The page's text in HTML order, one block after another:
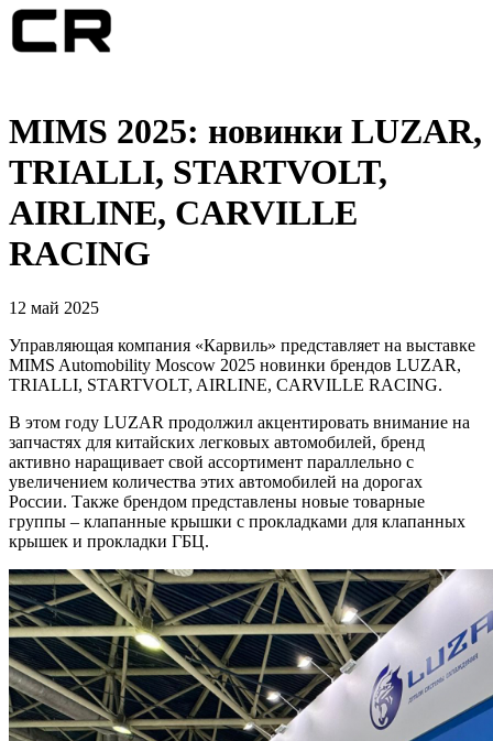
MIMS 2025: новинки LUZAR,
TRIALLI, STARTVOLT,
AIRLINE, CARVILLE
RACING
12 май 2025
Управляющая компания «Карвиль» представляет на выставке
MIMS Automobility Moscow 2025 новинки брендов LUZAR,
TRIALLI, STARTVOLT, AIRLINE, CARVILLE RACING.
В этом году LUZAR продолжил акцентировать внимание на
запчастях для китайских легковых автомобилей, бренд
активно наращивает свой ассортимент параллельно с
увеличением количества этих автомобилей на дорогах
России. Также брендом представлены новые товарные
группы – клапанные крышки с прокладками для клапанных
крышек и прокладки ГБЦ.